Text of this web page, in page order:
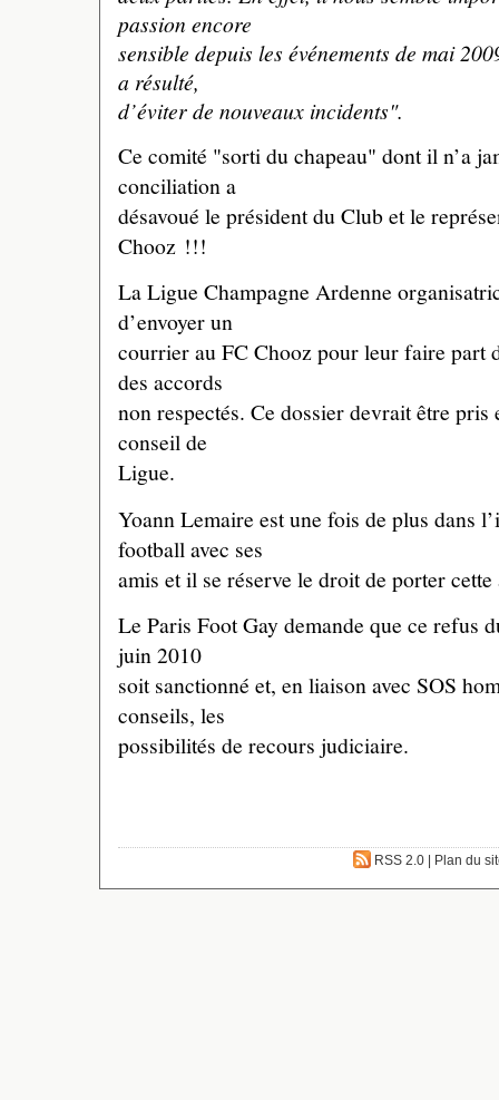
passion encore
sensible depuis les événements de mai
a résulté,
d’éviter de nouveaux incidents".
Ce comité "sorti du chapeau" dont il n’a
conciliation a
désavoué le président du Club et le
Chooz !!!
La Ligue Champagne Ardenne
d’envoyer un
courrier au FC Chooz pour leur faire part
des accords
non respectés. Ce dossier devrait être
conseil de
Ligue.
Yoann Lemaire est une fois de plus dans
football avec ses
amis et il se réserve le droit de porter
Le Paris Foot Gay demande que ce refus
juin 2010
soit sanctionné et, en liaison avec SOS
conseils, les
possibilités de recours judiciaire.
RSS 2.0 | Plan du